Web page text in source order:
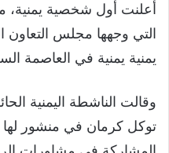
أعلنت أول شخصية يمنية،
التي وجهها مجلس
يمنية يمنية في العاصمة
وقالت الناشطة اليمنية
توكل كرمان في منشور